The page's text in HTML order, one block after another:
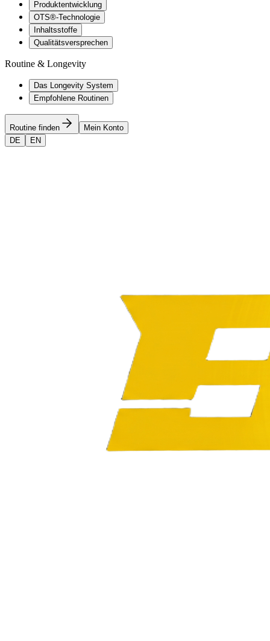
Produktentwicklung
OTS®-Technologie
Inhaltsstoffe
Qualitätsversprechen
Routine & Longevity
Das Longevity System
Empfohlene Routinen
Routine finden
Mein Konto
DE
EN